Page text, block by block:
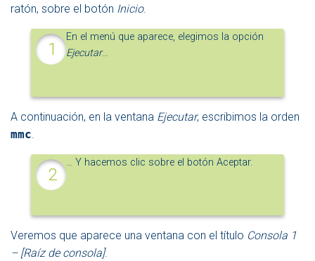
ratón, sobre el botón Inicio.
En el menú que aparece, elegimos la opción
Ejecutar…
A continuación, en la ventana Ejecutar, escribimos la orden
mmc.
… Y hacemos clic sobre el botón Aceptar.
Veremos que aparece una ventana con el título Consola 1
– [Raíz de consola].